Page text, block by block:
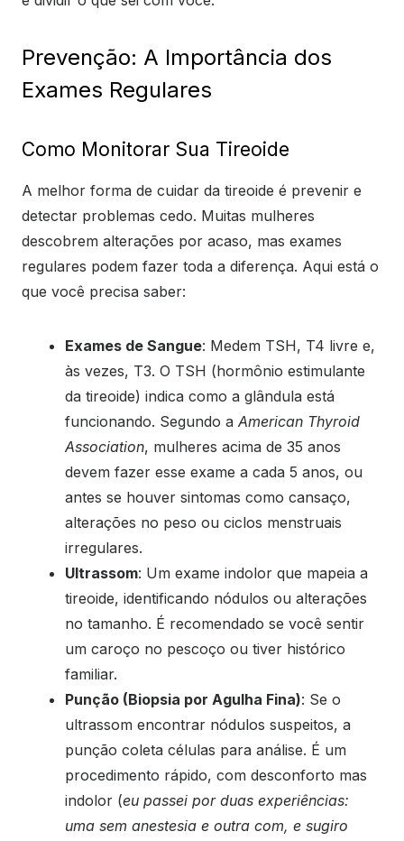
Prevenção: A Importância dos
Exames Regulares
Como Monitorar Sua Tireoide
A melhor forma de cuidar da tireoide é prevenir e
detectar problemas cedo. Muitas mulheres
descobrem alterações por acaso, mas exames
regulares podem fazer toda a diferença. Aqui está o
que você precisa saber:
Exames de Sangue: Medem TSH, T4 livre e,
às vezes, T3. O TSH (hormônio estimulante
da tireoide) indica como a glândula está
funcionando. Segundo a American Thyroid
Association, mulheres acima de 35 anos
devem fazer esse exame a cada 5 anos, ou
antes se houver sintomas como cansaço,
alterações no peso ou ciclos menstruais
irregulares.
Ultrassom: Um exame indolor que mapeia a
tireoide, identificando nódulos ou alterações
no tamanho. É recomendado se você sentir
um caroço no pescoço ou tiver histórico
familiar.
Punção (Biopsia por Agulha Fina): Se o
ultrassom encontrar nódulos suspeitos, a
punção coleta células para análise. É um
procedimento rápido, com desconforto mas
indolor (eu passei por duas experiências:
uma sem anestesia e outra com, e sugiro